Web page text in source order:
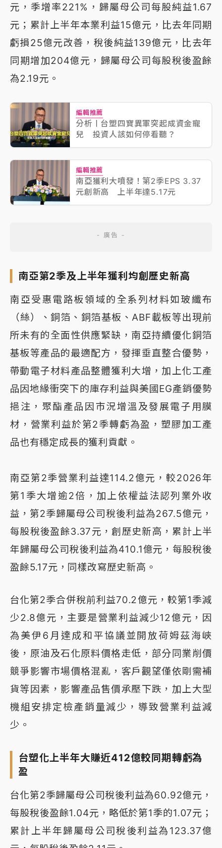
元，季增率221%，歸屬母公司每股純益1.67
元；累計上半年本業利益15億元，比去年同期
虧損25億元改善，稅後純益139億元，比去年
同期增加204億元，歸屬母公司每股稅後盈餘
為2.19元。
編輯推薦
分析〡台塑四寶異軍突起成資金寵
兒 投資人該如何停看聽？
編輯推薦
南亞獲利大噴發！第2季EPS 3.37
元創新高 上半年達5.17元
南亞第2季及上半年獲利均創歷史新高
南亞受惠電路板領域的全系列材料如玻纖布
（絲）、銅箔、銅箔基板、ABF載板等出現前
所未有的全面性供應緊缺，南亞持續優化銅箔
基板等產品的最適配方，發揮垂直整合優勢，
帶動電子材料產品整體獲利大增，加上化工產
品因地緣衝突下的庫存利益與美國EG產銷優勢
挹注，聚酯產品因市況增溫及發展電子用膜
材，營業利益於第2季轉虧為盈，塑膠加工產
品也有穩定成長的獲利貢獻。
南亞第2季營業利益達114.2億元，較2026年
第1季大增逾2倍，加上依權益法認列業外收
益，第2季歸屬母公司稅後利益為267.5億元，
每股稅後盈餘3.37元，創歷史新高，累計上半
年歸屬母公司稅後利益為410.1億元，每股稅後
盈餘5.17元，同樣改寫歷史新高。
台化第2季合併稅前利益70.2億元，較第1季減
少2.8億元，主要是營業利益減少12億元，因
為美伊6月達成和平協議並開放荷姆茲海峽
後，原油及石化原料價格走低，部分同業削價
競爭影響市場價格混亂，客戶觀望僅依剛需補
貨等因素，影響產品售價承壓下跌，加上大型
機組安排定檢產銷量減少，導致營業利益減
少。
台塑化上半年大賺近412億較同期轉虧為
盈
台化第2季歸屬母公司稅後利益為60.92億元，
每股稅後盈餘1.04元，略低於第1季的1.07元；
累計上半年歸屬母公司稅後利益為123.37億